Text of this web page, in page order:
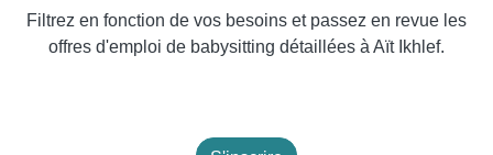
Filtrez en fonction de vos besoins et passez en revue les
offres d'emploi de babysitting détaillées à Aït Ikhlef.